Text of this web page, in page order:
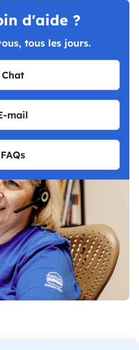
d'aide ?
tous les jours.
Chat
mail
FAQs